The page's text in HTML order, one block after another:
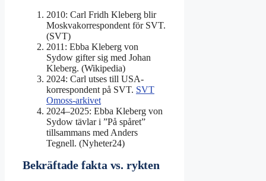
2010: Carl Fridh Kleberg blir
Moskvakorrespondent för SVT.
(SVT)
2011: Ebba Kleberg von
Sydow gifter sig med Johan
Kleberg. (Wikipedia)
2024: Carl utses till USA-
korrespondent på SVT. SVT
Omoss-arkivet
2024–2025: Ebba Kleberg von
Sydow tävlar i ”På spåret”
tillsammans med Anders
Tegnell. (Nyheter24)
Bekräftade fakta vs. rykten